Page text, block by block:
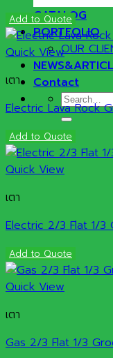
CATALOG
PORTFOLIO
OUR
Contact
Search
for:
Add to Quote
Quick View
เตา
Electric Lava Rock
Add to Quote
Quick View
เตา
Electric 2/3 Flat 1/3
Add to Quote
Quick View
เตา
Gas 2/3 Flat 1/3